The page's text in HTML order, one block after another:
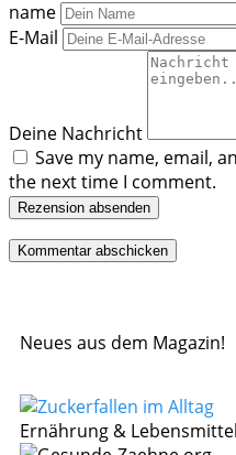
name
E-Mail
Deine Nachricht
Save my name, email,
the next time I comment.
Rezension absenden
Neues aus dem Magazin!
Ernährung & Lebensmittel